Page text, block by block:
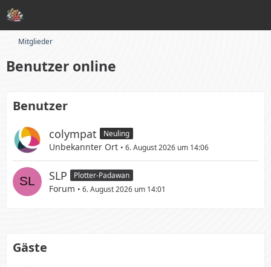
Mitglieder
Benutzer online
Benutzer
colympat Neuling
Unbekannter Ort 6. August 2026 um 14:06
SLP Plotter-Padawan
Forum 6. August 2026 um 14:01
Gäste